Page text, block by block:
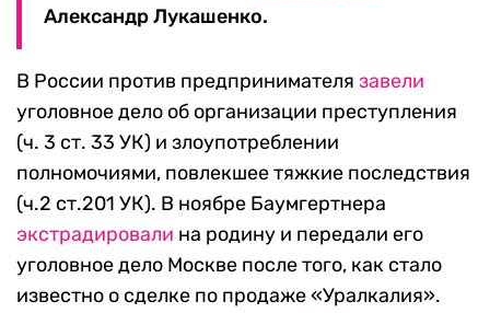
Александр Лукашенко.
В России против предпринимателя завели
уголовное дело об организации преступления
(ч. 3 ст. 33 УК) и злоупотреблении
полномочиями, повлекшее тяжкие последствия
(ч.2 ст.201 УК). В ноябре Баумгертнера
экстрадировали на родину и передали его
уголовное дело Москве после того, как стало
известно о сделке по продаже «Уралкалия».